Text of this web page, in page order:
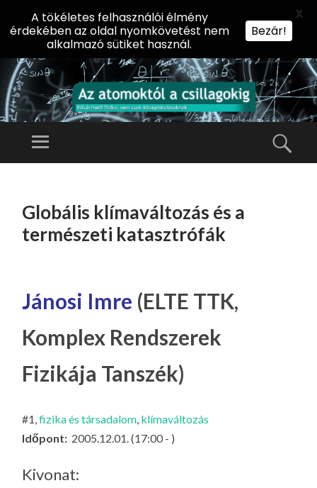
AZ
KT
Ó
CS
IL
LA
G
O
KI
G
Előadássorozat
Természettudományi
Kar Fizikai
Menü
TARTALOMHOZ
Globális klímaváltozás és a
természeti katasztrófák
Jánosi Imre (ELTE TTK,
Komplex Rendszerek
Fizikája Tanszék)
#1,fizika és társadalom, klímaváltozás
Időpont: 2005.12.01. (17:00 - )
Kivonat:
A tökéletes felhasználói élmény
érdekében az oldal nyomkövetést nem
alkalmazó sütiket használ.
Bezár!
X